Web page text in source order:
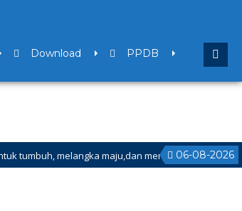
Download PPDB
06-08-2026
melangka maju,dan menjadi versi terbaik bagi